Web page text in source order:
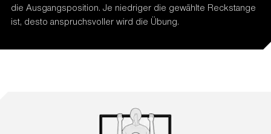
die Ausgangsposition. Je niedriger die gewählte Reckstange
ist, desto anspruchsvoller wird die Übung.